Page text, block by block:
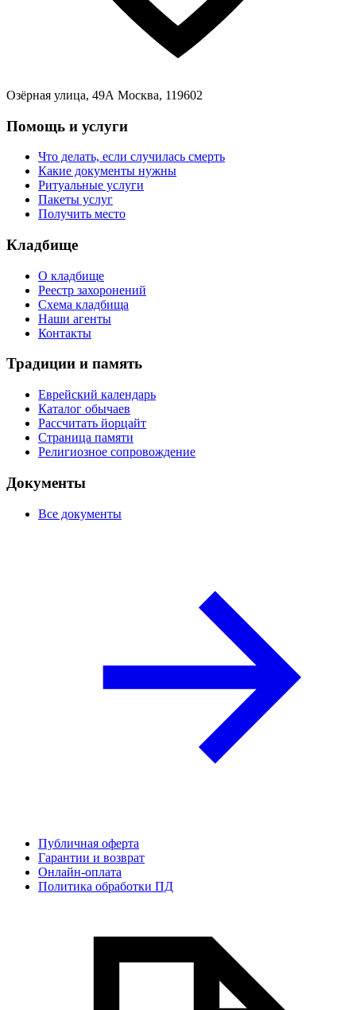
Озёрная улица, 49А Москва, 119602
Помощь и услуги
Что делать, если случилась смерть
Какие документы нужны
Ритуальные услуги
Пакеты услуг
Получить место
Кладбище
О кладбище
Реестр захоронений
Схема кладбища
Наши агенты
Контакты
Традиции и память
Еврейский календарь
Каталог обычаев
Рассчитать йорцайт
Страница памяти
Религиозное сопровождение
Документы
Все документы
Публичная оферта
Гарантии и возврат
Онлайн-оплата
Политика обработки ПД